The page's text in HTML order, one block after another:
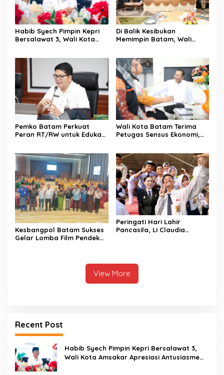
Habib Syech Pimpin Kepri
Bersalawat 3, Wali Kota
Batam
Di Balik Kesibukan
Memimpin Batam, Wali
Tahun ke-58
Pemko Batam Perkuat
Peran RT/RW untuk Edukasi
Wali Kota Batam Terima
Petugas Sensus Ekonomi,
Kesbangpol Batam Sukses
Gelar Lomba Film Pendek
Peringati Hari Lahir
Pancasila, Li Claudia
View More
Recent Post
Habib Syech Pimpin Kepri Bersalawat 3,
Wali Kota Amsakar Apresiasi Antusiasme